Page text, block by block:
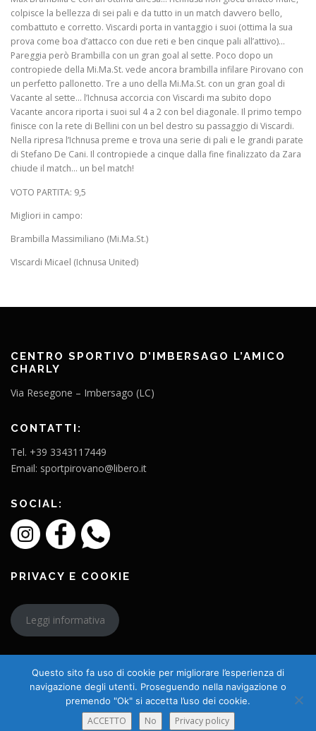
colpisce la bellezza di sei pali e da tutto in un match davvero bello,
combattuto e corretto. Viscardi porta in vantaggio i suoi (ottima la sua
prova come boa d’attacco con due reti e ben cinque pali all’attivo)…
Pareggia però Brambilla con un gran goal al sette. Poco dopo un
contropiede della Mi.Ma.St. vede ancora brambilla infilare Pirovano con
un perfetto pallonetto. Tre a uno della Mi.Ma.St. con un gran goal di
Vacante al sette… l’Ichnusa accorcia con Viscardi ma subito dopo
Vacante ancora riporta i suoi sul 4 a 2 con bel diagonale. Il primo tempo
finisce con la rete di Bellini con un bel destro su passaggio di Viscardi.
Nella ripresa l’Ichnusa preme e trova una serie di pali e le grandi parate
di Stefano De Cani. Il contropiede a cinque dalla fine finalizzato da Zara
chiude il match… un bel match!
VOTO PARTITA: 9,5
Migliori in campo:
Brambilla Massimiliano (Mi.Ma.St.)
VIscardi Micael (Ichnusa United)
CENTRO SPORTIVO D’IMBERSAGO L’AMICO
CHARLY
Via Resegone – Imbersago (LC)
CONTATTI:
Tel. +39 3343117449
Email: sportpirovano@libero.it
SOCIAL:
PRIVACY E COOKIE
Leggi informativa
Copyright © 2026 L'Amico Charly
Questo sito fa uso di cookie per migliorare l’esperienza di
navigazione degli utenti. Proseguendo nella navigazione o
premendo "Ok" si accetta l’uso dei cookie.
ACCETTO No Privacy policy